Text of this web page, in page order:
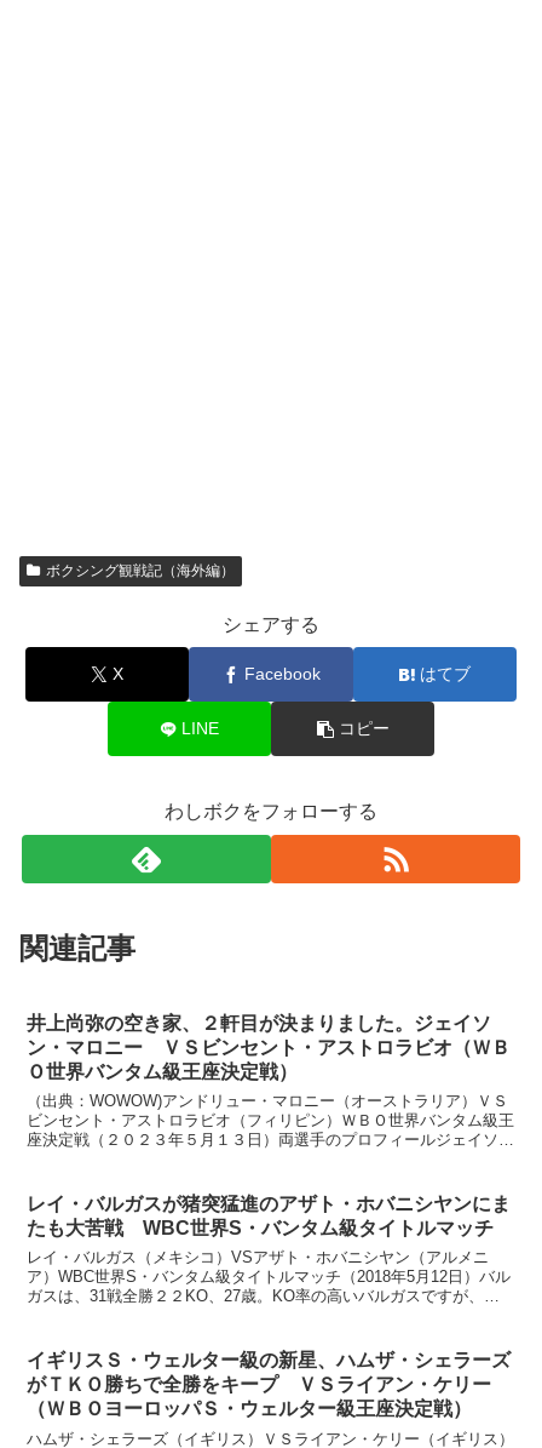
ボクシング観戦記（海外編）
シェアする
X Facebook はてブ
LINE コピー
わしボクをフォローする
関連記事
井上尚弥の空き家、２軒目が決まりました。ジェイソ
ン・マロニー ＶＳビンセント・アストロラビオ（ＷＢ
Ｏ世界バンタム級王座決定戦）
（出典：WOWOW)アンドリュー・マロニー（オーストラリア）ＶＳ
ビンセント・アストロラビオ（フィリピン）ＷＢＯ世界バンタム級王
座決定戦（２０２３年５月１３日）両選手のプロフィールジェイソ
レイ・バルガスが猪突猛進のアザト・ホバニシヤンにま
たも大苦戦 WBC世界S・バンタム級タイトルマッチ
レイ・バルガス（メキシコ）VSアザト・ホバニシヤン（アルメニ
ア）WBC世界S・バンタム級タイトルマッチ（2018年5月12日）バル
ガスは、31戦全勝２２KO、27歳。KO率の高いバルガスですが、世
イギリスＳ・ウェルター級の新星、ハムザ・シェラーズ
がＴＫＯ勝ちで全勝をキープ ＶＳライアン・ケリー
（ＷＢＯヨーロッパＳ・ウェルター級王座決定戦）
ハムザ・シェラーズ（イギリス）ＶＳライアン・ケリー（イギリス）